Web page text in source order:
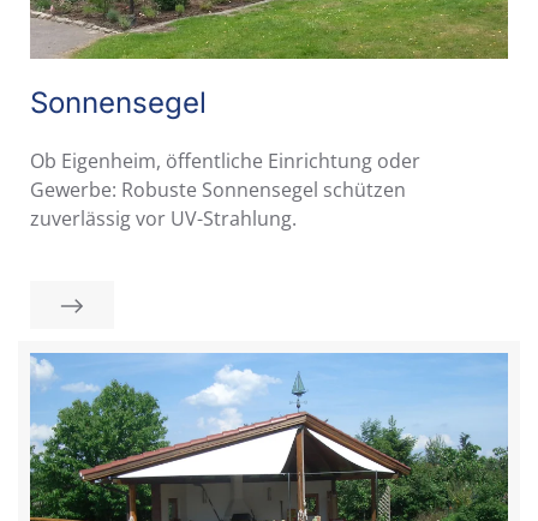
Sonnensegel
Ob Eigenheim, öffentliche Einrichtung oder
Gewerbe: Robuste Sonnensegel schützen
zuverlässig vor UV-Strahlung.